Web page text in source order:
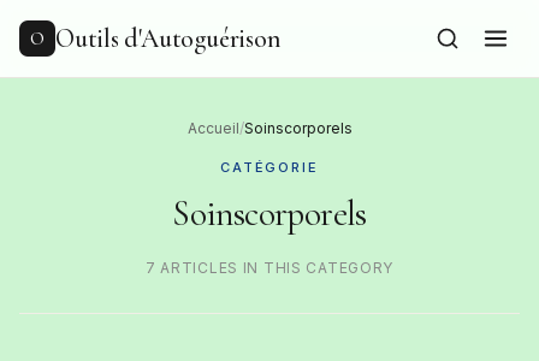
content
O Outils d'Autoguérison
Accueil/Soinscorporels
CATÉGORIE
Soinscorporels
7 ARTICLES IN THIS CATEGORY